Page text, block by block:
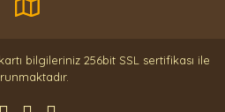
bilgileriniz 256bit SSL sertifikası ile